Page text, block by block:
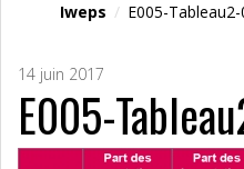
Iweps / E005-
14 juin 2017
E005-